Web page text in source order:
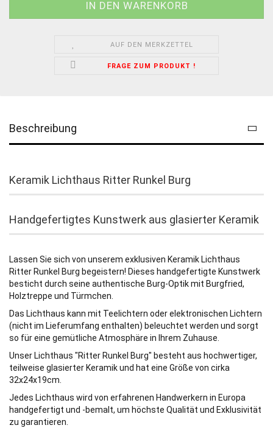
AUF DEN MERKZETTEL
FRAGE ZUM PRODUKT !
Beschreibung
Keramik Lichthaus Ritter Runkel Burg
Handgefertigtes Kunstwerk aus glasierter Keramik
Lassen Sie sich von unserem exklusiven Keramik Lichthaus
Ritter Runkel Burg begeistern! Dieses handgefertigte Kunstwerk
besticht durch seine authentische Burg-Optik mit Burgfried,
Holztreppe und Türmchen.
Das Lichthaus kann mit Teelichtern oder elektronischen Lichtern
(nicht im Lieferumfang enthalten) beleuchtet werden und sorgt
so für eine gemütliche Atmosphäre in Ihrem Zuhause.
Unser Lichthaus "Ritter Runkel Burg" besteht aus hochwertiger,
teilweise glasierter Keramik und hat eine Größe von cirka
32x24x19cm.
Jedes Lichthaus wird von erfahrenen Handwerkern in Europa
handgefertigt und -bemalt, um höchste Qualität und Exklusivität
zu garantieren.